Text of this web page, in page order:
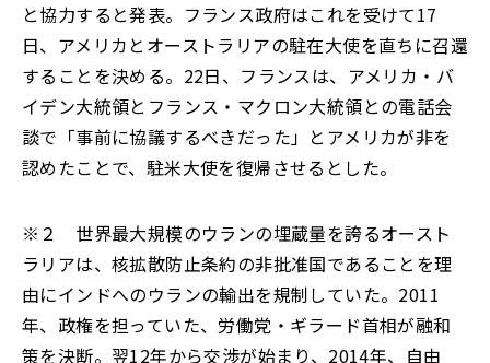
と協力すると発表。フランス政府はこれを受けて17
日、アメリカとオーストラリアの駐在大使を直ちに召還
することを決める。22日、フランスは、アメリカ・バ
イデン大統領とフランス・マクロン大統領との電話会
談で「事前に協議するべきだった」とアメリカが非を
認めたことで、駐米大使を復帰させるとした。
※２ 世界最大規模のウランの埋蔵量を誇るオースト
ラリアは、核拡散防止条約の非批准国であることを理
由にインドへのウランの輸出を規制していた。2011
年、政権を担っていた、労働党・ギラード首相が融和
策を決断。翌12年から交渉が始まり、2014年、自由